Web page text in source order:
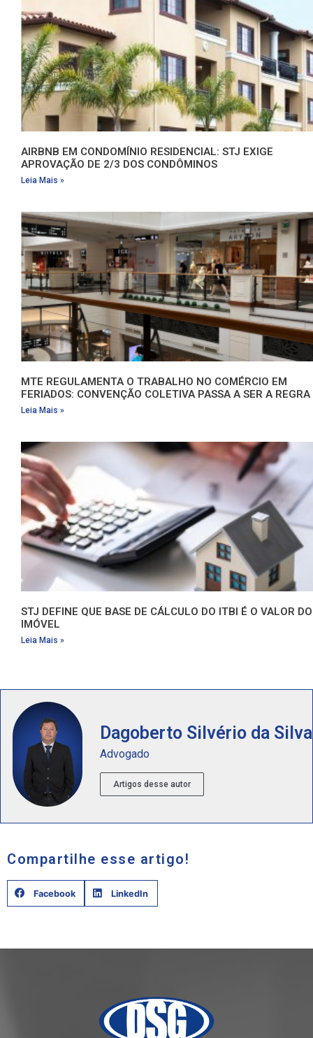
AIRBNB EM CONDOMÍNIO RESIDENCIAL: STJ EXIGE
APROVAÇÃO DE 2/3 DOS CONDÔMINOS
Leia Mais »
MTE REGULAMENTA O TRABALHO NO COMÉRCIO EM
FERIADOS: CONVENÇÃO COLETIVA PASSA A SER A REGRA
Leia Mais »
STJ DEFINE QUE BASE DE CÁLCULO DO ITBI É O VALOR DO
IMÓVEL
Leia Mais »
Dagoberto Silvério da Silva
Advogado
Artigos desse autor
Compartilhe esse artigo!
Facebook LinkedIn